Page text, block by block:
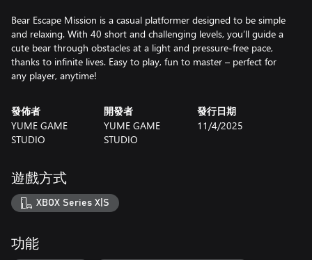
Bear Escape Mission is a casual platformer designed to be simple
and relaxing. With 40 short and challenging levels, you’ll guide a
cute bear through obstacles at a light and pressure-free pace,
thanks to infinite lives. Easy to play, fun to master – perfect for
any player, anytime!
發佈者
YUME GAME
STUDIO
開發者
YUME GAME
STUDIO
發行日期
11/4/2025
遊戲方式
XBOX Series X|S
功能